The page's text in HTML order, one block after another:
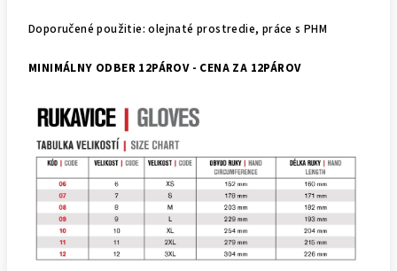
Doporučené použitie: olejnaté prostredie, práce s PHM
MINIMÁLNY ODBER 12PÁROV - CENA ZA 12PÁROV